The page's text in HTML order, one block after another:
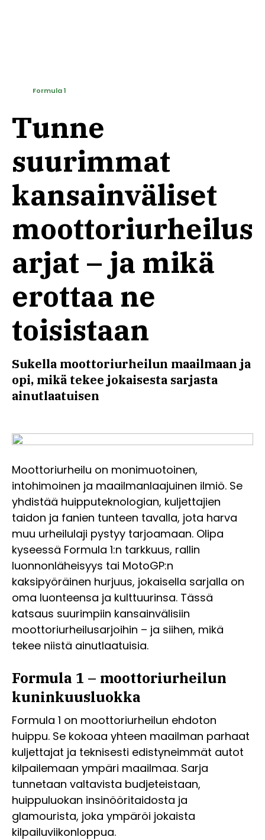
Tunne
suurimmat
kansainväliset
moottoriurheilus
arjat – ja mikä
erottaa ne
toisistaan
Sukella moottoriurheilun maailmaan ja
opi, mikä tekee jokaisesta sarjasta
ainutlaatuisen
Formula 1
Moottoriurheilu on monimuotoinen,
intohimoinen ja maailmanlaajuinen ilmiö. Se
yhdistää huipputeknologian, kuljettajien
taidon ja fanien tunteen tavalla, jota harva
muu urheilulaji pystyy tarjoamaan. Olipa
kyseessä Formula 1:n tarkkuus, rallin
luonnonläheisyys tai MotoGP:n
kaksipyöräinen hurjuus, jokaisella sarjalla on
oma luonteensa ja kulttuurinsa. Tässä
katsaus suurimpiin kansainvälisiin
moottoriurheilusarjoihin – ja siihen, mikä
tekee niistä ainutlaatuisia.
Formula 1 – moottoriurheilun
kuninkuusluokka
Formula 1 on moottoriurheilun ehdoton
huippu. Se kokoaa yhteen maailman parhaat
kuljettajat ja teknisesti edistyneimmät autot
kilpailemaan ympäri maailmaa. Sarja
tunnetaan valtavista budjeteistaan,
huippuluokan insinööritaidosta ja
glamourista, joka ympäröi jokaista
kilpailuviikonloppua.